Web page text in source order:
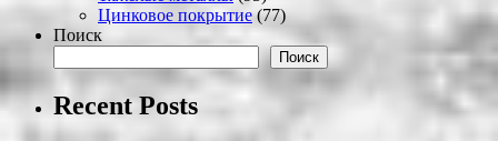
Цинковое покрытие(77)
Поиск
Поиск
Recent Posts